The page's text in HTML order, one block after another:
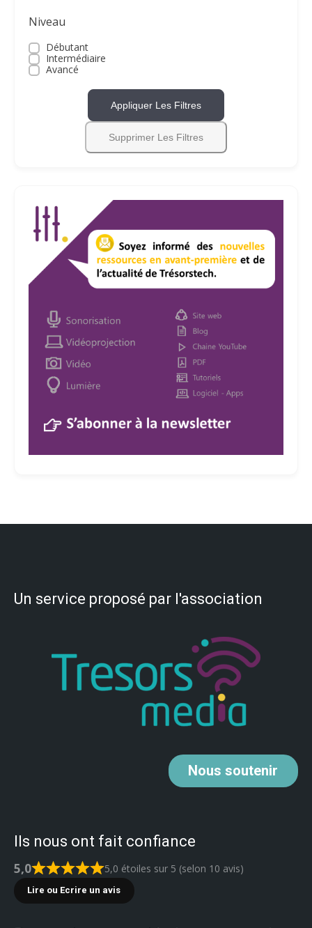
Niveau
Débutant
Intermédiaire
Avancé
Appliquer Les Filtres
Supprimer Les Filtres
Un service proposé par l'association
Noussoutenir
Ils nous ont fait confiance
5,0 5,0 étoiles sur 5 (selon 10 avis)
Lire ou Ecrire un avis